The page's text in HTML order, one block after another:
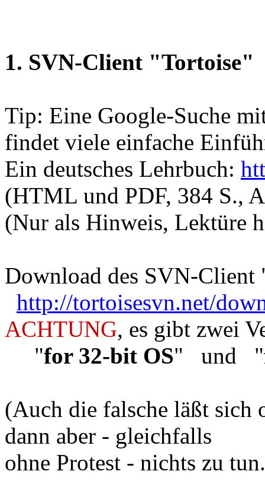
1. SVN-Client "Tortoise"
Tip: Eine Google-Suche
findet viele einfache
Ein deutsches Lehrbuch:
(HTML und PDF, 384 S.,
(Nur als Hinweis, Lektüre
Download des SVN-Client
http://tortoisesvn.net/
ACHTUNG, es gibt zwei
"for 32-bit OS" und "
(Auch die falsche läßt sich
dann aber - gleichfalls
ohne Protest - nichts zu